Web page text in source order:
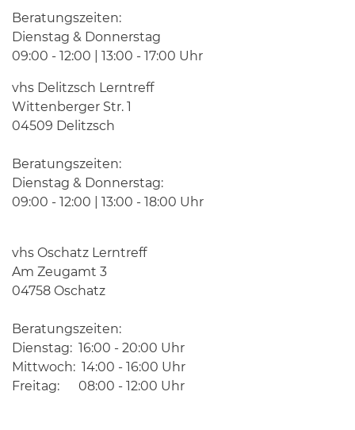
Beratungszeiten:
Dienstag & Donnerstag
09:00 - 12:00 | 13:00 - 17:00 Uhr
vhs Delitzsch Lerntreff
Wittenberger Str. 1
04509 Delitzsch
Beratungszeiten:
Dienstag & Donnerstag:
09:00 - 12:00 | 13:00 - 18:00 Uhr
vhs Oschatz Lerntreff
Am Zeugamt 3
04758 Oschatz
Beratungszeiten:
Dienstag: 16:00 - 20:00 Uhr
Mittwoch: 14:00 - 16:00 Uhr
Freitag: 08:00 - 12:00 Uhr